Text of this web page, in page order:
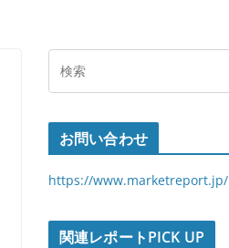
お問い合わせ
https://www.marketreport.jp/
関連レポートPICK UP